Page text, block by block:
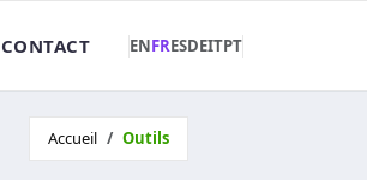
CONTACT ENFRESDEITPT
Accueil Outils